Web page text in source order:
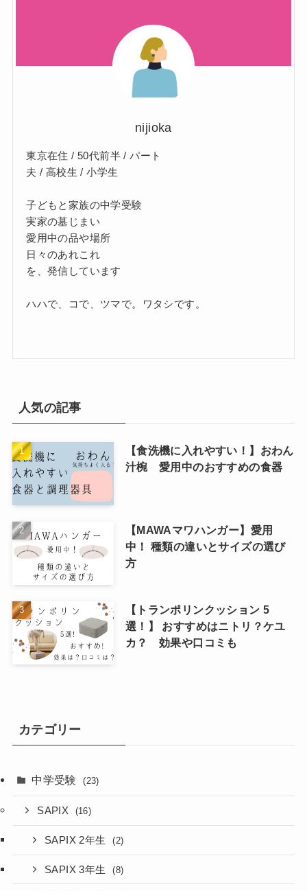
nijioka
東京在住 / 50代前半 / パート
夫 / 高校生 / 小学生
子どもと家族の中学受験
実家の墓じまい
愛用中の品や場所
日々のあれこれ
を、発信しています
ハハで、コで、ツマで。ワタシです。
人気の記事
【食洗機に入れやすい！】おわん
汁椀 愛用中のおすすめの食器
【MAWAマワハンガー】愛用
中！ 種類の違いとサイズの選び
方
【トランポリンクッション 5
選！】 おすすめはニトリ？ケユ
カ？ 効果や口コミも
カテゴリー
中学受験 (23)
SAPIX (16)
SAPIX 2年生 (2)
SAPIX 3年生 (8)